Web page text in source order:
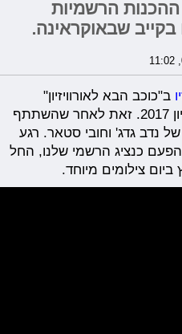
הרשמיות
ב"כוכב הבא לאורוויזיון"
ונבחר לייצג את ישראל בארוויזיון 2017. זאת לאחר שהשתתף
של נדב גדג' וחובי סטאר. רגע
כנציג הרשמי שלנו, החל
צילומים מיוחד.